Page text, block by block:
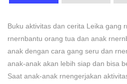
Buku aktivitas dan cerita Leika gang
rnernbantu orang tua dan anak
anak dengan cara gang seru dan
anak-anak akan lebih siap dan bisa
Saat anak-anak rnengerjakan